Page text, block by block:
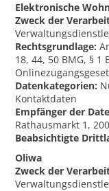
Elektronische
Zweck der
Rechtsgrundlage:
18, 44, 50 BMG, § 1
Datenkategorien:
Kontaktdaten
Empfänger der
Rathausmarkt 1,
Beabsichtigte
Oliwa
Zweck der